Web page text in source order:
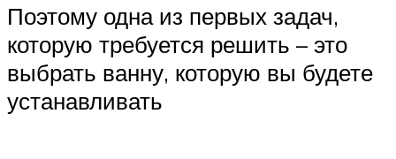
Поэтому одна из первых задач,
которую требуется решить – это
выбрать ванну, которую вы будете
устанавливать